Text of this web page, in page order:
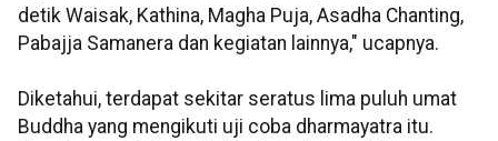
detik Waisak, Kathina, Magha Puja, Asadha Chanting,
Pabajja Samanera dan kegiatan lainnya," ucapnya.
Diketahui, terdapat sekitar seratus lima puluh umat
Buddha yang mengikuti uji coba dharmayatra itu.